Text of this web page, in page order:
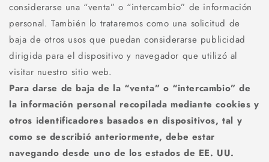
considerarse una “venta” o “intercambio” de información
personal. También lo trataremos como una solicitud de
baja de otros usos que puedan considerarse publicidad
dirigida para el dispositivo y navegador que utilizó al
visitar nuestro sitio web.
Para darse de baja de la “venta” o “intercambio” de
la información personal recopilada mediante cookies y
otros identificadores basados en dispositivos, tal y
como se describió anteriormente, debe estar
navegando desde uno de los estados de EE. UU.